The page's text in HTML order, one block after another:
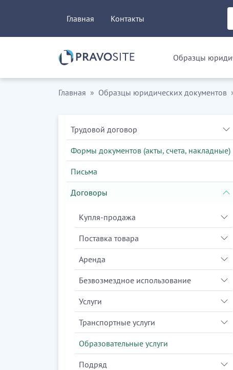
Главная Контакты
Образцы
Главная Образцы юридических документов
Трудовой договор
Формы документов (акты, счета, накладные)
Письма
Договоры
Купля-продажа
Поставка товара
Аренда
Безвозмездное использование
Услуги
Транспортные услуги
Образовательные услуги
Подряд